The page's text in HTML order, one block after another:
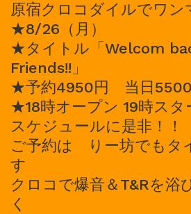
原宿クロコダイルでワン
★8/26（月）
★タイトル「Welcom
Friends!!」
★予約4950円 当日5500
★18時オープン 19時スタ
スケジュールに是非！！
ご予約は りー坊でもタ
す
クロコで爆音＆T&Rを浴
く